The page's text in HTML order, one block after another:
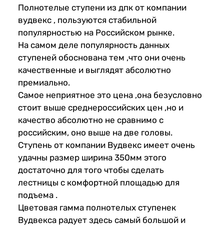
Полнотелые ступени из дпк от компании
вудвекс , пользуются стабильной
популярностью на Российском рынке.
На самом деле популярность данных
ступеней обоснована тем ,что они очень
качественные и выглядят абсолютно
премиально.
Самое неприятное это цена ,она безусловно
стоит выше среднероссийских цен ,но и
качество абсолютно не сравнимо с
российским, оно выше на две головы.
Ступень от компании Вудвекс имеет очень
удачны размер ширина 350мм этого
достаточно для того чтобы сделать
лестницы с комфортной площадью для
подъема .
Цветовая гамма полнотелых ступенек
Вудвекса радует здесь самый большой и